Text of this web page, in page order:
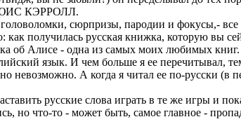
КЭРРОЛЛ.
сюрпризы, пародии и фокусы,- все
получилась русская книжка, которую вы
Алисе - одна из самых моих любимых книг.
язык. И чем больше я ее перечитывал,
невозможно. А когда я читал ее по-русски
русские слова играть в те же игры и
но что-то - может быть, самое главное -